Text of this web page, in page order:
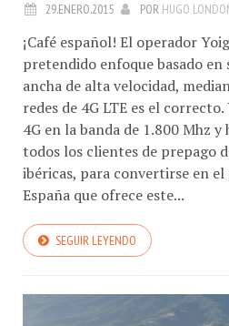
29.ENERO.2015 POR HUGO
¡Café español! El operador
pretendido enfoque basado en
ancha de alta velocidad,
redes de 4G LTE es el
4G en la banda de 1.800 Mhz
todos los clientes de prepago
ibéricas, para convertirse en
España que ofrece este...
SEGUIR LEYENDO